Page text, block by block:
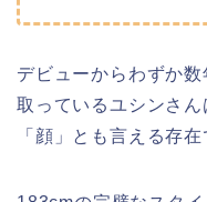
デビューからわずか
取っているユシンさ
「顔」とも言える存在